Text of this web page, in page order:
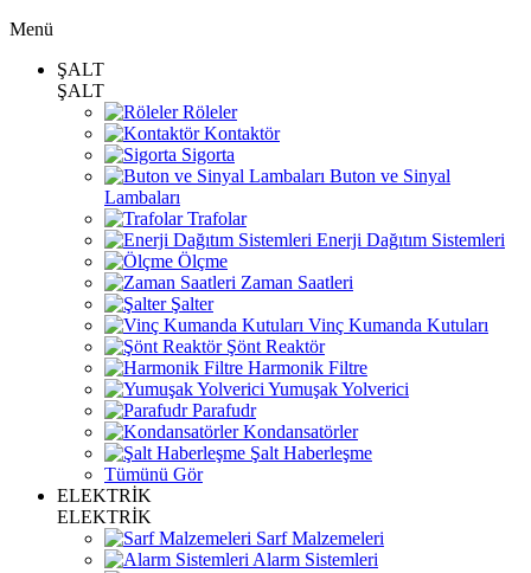
Menü
ŞALT
ŞALT
Röleler
Kontaktör
Sigorta
Buton ve Sinyal
Lambaları
Trafolar
Enerji Dağıtım Sistemleri
Ölçme
Zaman Saatleri
Şalter
Vinç Kumanda Kutuları
Şönt Reaktör
Harmonik Filtre
Yumuşak Yolverici
Parafudr
Kondansatörler
Şalt Haberleşme
Tümünü Gör
ELEKTRİK
ELEKTRİK
Sarf Malzemeleri
Alarm Sistemleri